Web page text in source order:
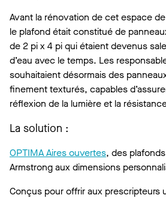
Avant la rénovation de cet espace
le plafond était constitué de
de 2 pi x 4 pi qui étaient devenus
d’eau avec le temps. Les
souhaitaient désormais des
finement texturés, capables
réflexion de la lumière et la
La solution :
OPTIMA Aires ouvertes, des
Armstrong aux dimensions
Conçus pour offrir aux prescripteurs